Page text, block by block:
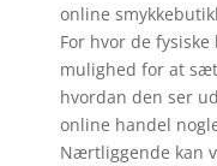
online
For hvor de
mulighed for at
hvordan den ser
online handel
Nærtliggende kan